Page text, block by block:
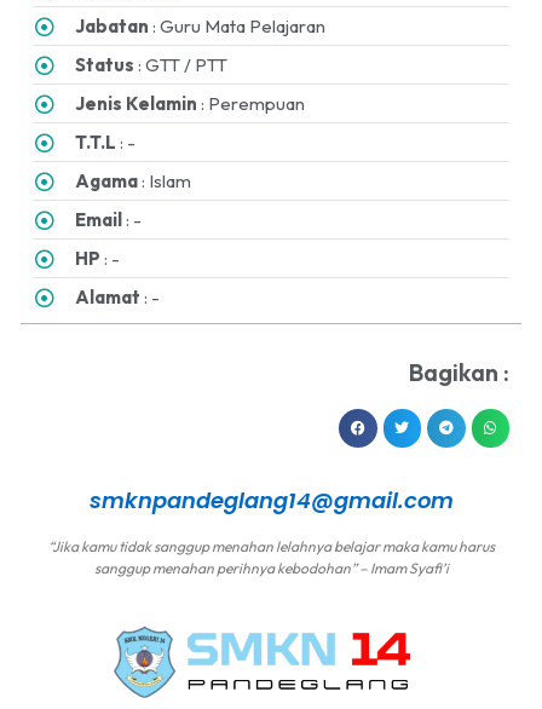
Jabatan : Guru Mata Pelajaran
Status : GTT / PTT
Jenis Kelamin : Perempuan
T.T.L : -
Agama : Islam
Email : -
HP : -
Alamat : -
Bagikan :
smknpandeglang14@gmail.com
“Jika kamu tidak sanggup menahan lelahnya belajar maka kamu harus
sanggup menahan perihnya kebodohan” – Imam Syafi’i